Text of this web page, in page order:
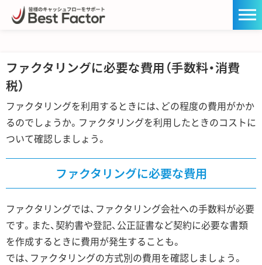
ファクタリングに必要な費用（手数料・消費
税）
ファクタリングを利用するときには、どの程度の費用がかか
るのでしょうか。ファクタリングを利用したときのコストに
ついて確認しましょう。
ファクタリングに必要な費用
ファクタリングでは、ファクタリング会社への手数料が必要
です。また、契約書や登記、公正証書など契約に必要な書類
を作成するときに費用が発生することも。
では、ファクタリングの方式別の費用を確認しましょう。